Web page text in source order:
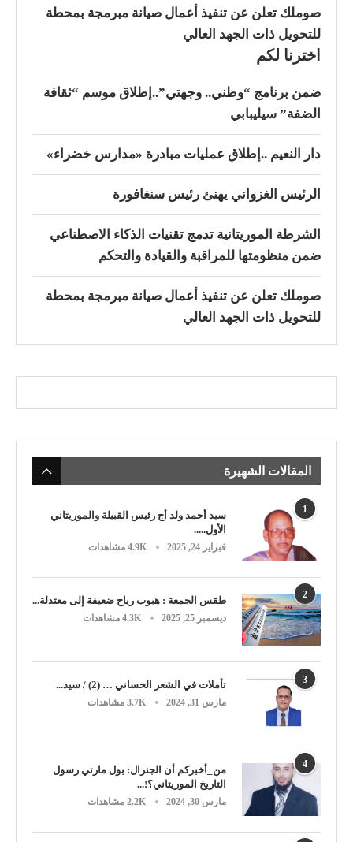
صوملك تعلن عن تنفيذ أعمال صيانة مبرمجة بمحطة
للتحويل ذات الجهد العالي
اخترنا لكم
ضمن برنامج “وطني.. وجهتي”..إطلاق موسم “ثقافة
الضفة” سيليبابي
دار النعيم ..إطلاق عمليات مبادرة «مدارس خضراء»
الرئيس الغزواني يهنئ رئيس سنغافورة
الشرطة الموريتانية تدمج تقنيات الذكاء الاصطناعي
ضمن منظومتها للمراقبة والقيادة والتحكم
صوملك تعلن عن تنفيذ أعمال صيانة مبرمجة بمحطة
للتحويل ذات الجهد العالي
المقالات الشهيرة
1
سيد أحمد ولد أج رئيس القبيلة والموريتاني
الأول.....
فبراير 24, 2025 4.9K مشاهدات
2 طقس الجمعة : هبوب رياح ضعيفة إلى معتدلة...
ديسمبر 25, 2025 4.3K مشاهدات
3 تأملات في الشعر الحساني … (2) / سيد...
مارس 31, 2024 3.7K مشاهدات
4
من_أخبركم أن الجنرال: بول مارتي رسول
التاريخ الموريتاني؟!...
مارس 30, 2024 2.2K مشاهدات